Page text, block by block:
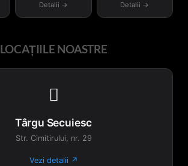
Detalii → Detalii →
LOCAȚIILE NOASTRE

Târgu Secuiesc
Str. Cimitirului, nr. 29
Vezi detalii ↗